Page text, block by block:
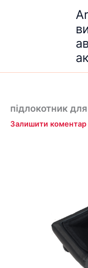
підлокотник
Залишити коментар